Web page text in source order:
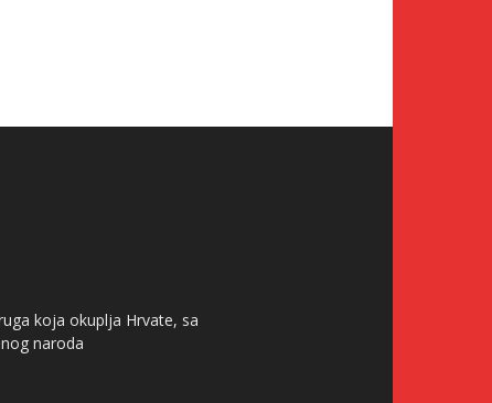
koja okuplja Hrvate, sa
naroda